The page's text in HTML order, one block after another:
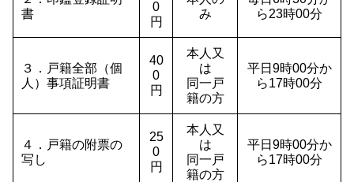
書
0
円
み
ら23時00分
３．戸籍全部（個
人）事項証明書
40
0
円
本人又
は
同一戸
籍の方
平日9時00分か
ら17時00分
４．戸籍の附票の
写し
25
0
円
本人又
は
同一戸
籍の方
平日9時00分か
ら17時00分